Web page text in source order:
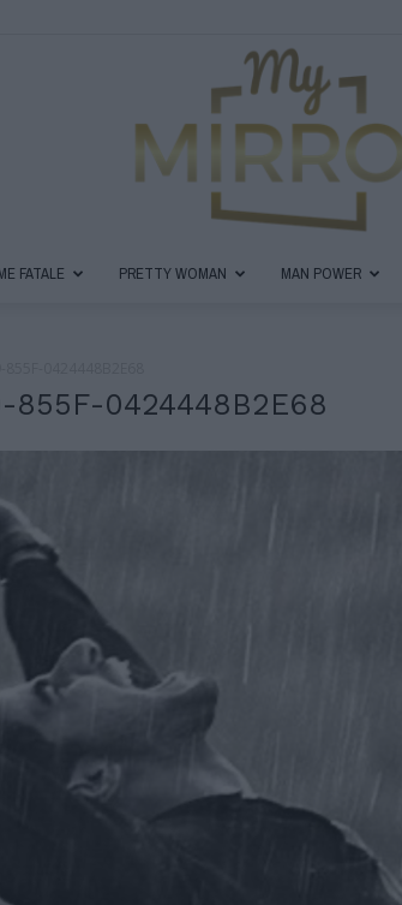
FATALE PRETTY WOMAN MAN POWER
855F-0424448B2E68